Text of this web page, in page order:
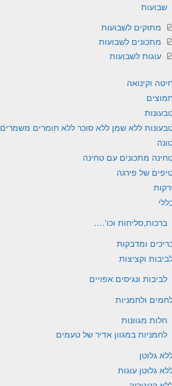
שבועות
מתוקים לשבועות
מתכונים לשבועות
עוגות לשבועות
חיטה וקינואה
חמוצים
ללא שמן ללא סוכר ללא חומרים משמרים
מתכונים עם טחינה
של פירגה
ירקות
ברכות,סליחות וכו'….
ומדבקות
וקציצות
לביבות ונגיסים אפויים
ולחמניות
חלות מגוונות
לחמניות במגוון אדיר של טעמים
גלוטן
גלוטן עוגות